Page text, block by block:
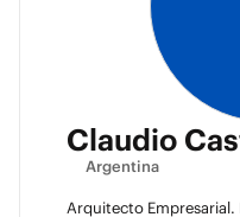
Claudio
Argentina
Arquitecto Empresarial.